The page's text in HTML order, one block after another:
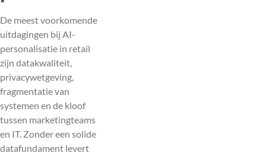
De meest voorkomende
uitdagingen bij AI-
personalisatie in retail
zijn datakwaliteit,
privacywetgeving,
fragmentatie van
systemen en de kloof
tussen marketingteams
en IT. Zonder een solide
datafundament levert